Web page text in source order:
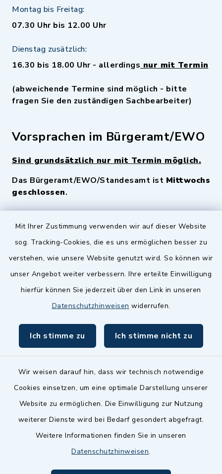
Mit Ihrer Zustimmung verwenden wir auf dieser Website
sog. Tracking-Cookies, die es uns ermöglichen besser zu
verstehen, wie unsere Website genutzt wird. So können wir
unser Angebot weiter verbessern. Ihre erteilte Einwilligung
hierfür können Sie jederzeit über den Link in unseren
Datenschutzhinweisen widerrufen.
Ich stimme zu Ich stimme nicht zu
Wir weisen darauf hin, dass wir technisch notwendige
Cookies einsetzen, um eine optimale Darstellung unserer
Website zu ermöglichen. Die Einwilligung zur Nutzung
weiterer Dienste wird bei Bedarf gesondert abgefragt.
Weitere Informationen finden Sie in unseren
Datenschutzhinweisen.
Montag bis Freitag:
07.30 Uhr bis 12.00 Uhr
Dienstag zusätzlich:
16.30 bis 18.00 Uhr - allerdings nur mit Termin
(abweichende Termine sind möglich - bitte
fragen Sie den zuständigen Sachbearbeiter)
Vorsprachen im Bürgeramt/EWO
Sind grundsätzlich nur mit Termin möglich.
Das Bürgeramt/EWO/Standesamt ist Mittwochs
geschlossen.
Quicklinks
Zenngrund Allianz
Dillenberggruppe
inixmedia GmbH
Barrierefreiheit